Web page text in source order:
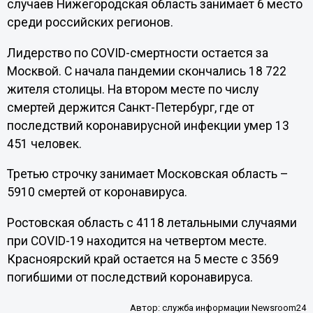
случаев Нижегородская область занимает 6 место
среди российских регионов.
Лидерство по COVID-смертности остается за
Москвой. С начала пандемии скончались 18 722
жителя столицы. На втором месте по числу
смертей держится Санкт-Петербург, где от
последствий коронавирусной инфекции умер 13
451 человек.
Третью строчку занимает Московская область –
5910 смертей от коронавируса.
Ростовская область с 4118 летальными случаями
при COVID-19 находится на четвертом месте.
Красноярский край остается на 5 месте с 3569
погибшими от последствий коронавируса.
Автор:служба информации Newsroom24